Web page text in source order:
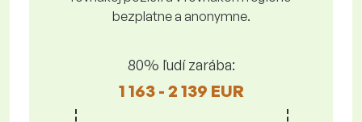
bezplatne a anonymne.
80% ľudí zarába:
1 163 - 2 139 EUR